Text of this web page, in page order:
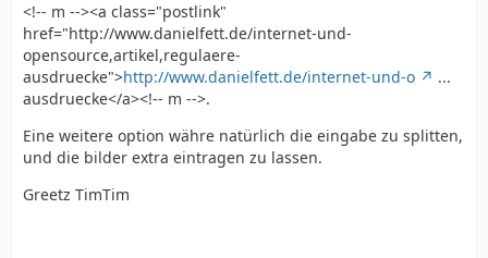
<!-- m --><a class="postlink"
href="http://www.danielfett.de/internet-und-
opensource,artikel,regulaere-
ausdruecke">http://www.danielfett.de/internet-und-o
...
ausdruecke</a><!-- m -->.
Eine weitere option währe natürlich die eingabe zu splitten,
und die bilder extra eintragen zu lassen.
Greetz TimTim